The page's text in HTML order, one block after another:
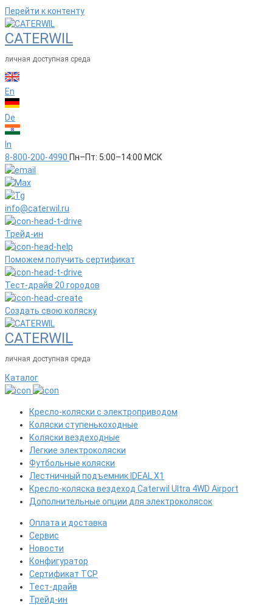
Перейти к контенту
CATERWIL
личная доступная среда
En
De
In
8-800-200-4990 Пн–Пт: 5:00–14:00 МСК
info@caterwil.ru
Трейд-ин
Поможем получить сертификат
Тест-драйв 20 городов
Создать свою коляску
CATERWIL
личная доступная среда
Каталог
Кресло-коляски с электроприводом
Коляски ступенькоходные
Коляски вездеходные
Легкие электроколяски
Футбольные коляски
Лестничный подъемник IDEAL X1
Кресло-коляска вездеход Caterwil Ultra 4WD Airport
Дополнительные опции для электроколясок
Оплата и доставка
Сервис
Новости
Конфигуратор
Сертификат ТСР
Тест-драйв
Трейд-ин